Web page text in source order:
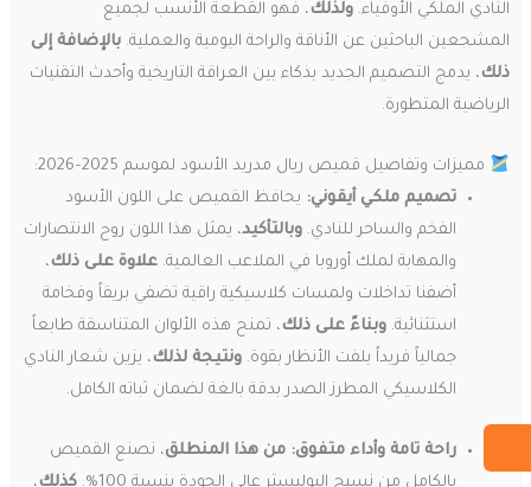
النادي الملكي الأوفياء.ولذلك، فهو القطعة الأنسب لجميع
المشجعين الباحثين عن الأناقة والراحة اليومية والعملية.بالإضافة إلى
ذلك، يدمج التصميم الجديد بذكاء بين العراقة التاريخية وأحدث التقنيات
الرياضية المتطورة.
مميزات وتفاصيل قميص ريال مدريد الأسود لموسم 2025–2026:
تصميم ملكي أيقوني: يحافظ القميص على اللون الأسود
الفخم والساحر للنادي.وبالتأكيد، يمثل هذا اللون روح الانتصارات
والمهابة لملك أوروبا في الملاعب العالمية.علاوة على ذلك،
أضفنا تداخلات ولمسات كلاسيكية راقية تضفي بريقاً وفخامة
استثنائية.وبناءً على ذلك، تمنح هذه الألوان المتناسقة طابعاً
جمالياً فريداً يلفت الأنظار بقوة.ونتيجة لذلك، يزين شعار النادي
الكلاسيكي المطرز الصدر بدقة بالغة لضمان ثباته الكامل.
راحة تامة وأداء متفوق: من هذا المنطلق، نصنع القميص
بالكامل من نسيج البوليستر عالي الجودة بنسبة 100%.
كذلك،